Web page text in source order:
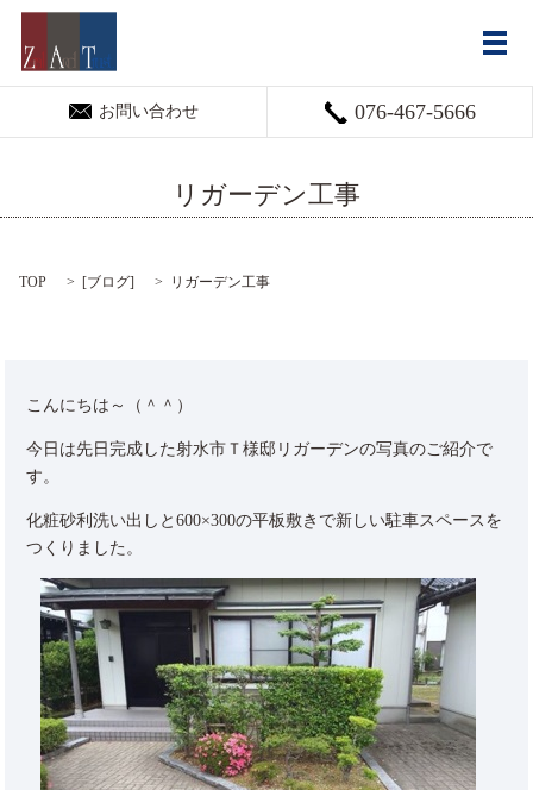
お問い合わせ 076-467-5666
メ
リガーデン工事
TOP [ブログ] リガーデン工事
こんにちは～（＾＾）
今日は先日完成した射水市Ｔ様邸リガーデンの写真のご紹介で
す。
化粧砂利洗い出しと600×300の平板敷きで新しい駐車スペースを
つくりました。